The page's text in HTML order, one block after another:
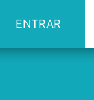
ENTRAR